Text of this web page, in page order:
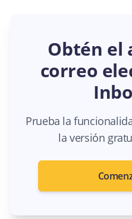
Obtén el
correo
Prueba la
la versión